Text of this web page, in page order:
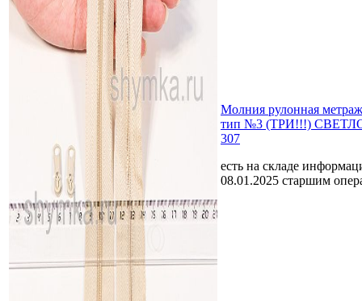
Молния рулонная
тип №3 (ТРИ!!!)
307
есть на складе
08.01.2025 старшим